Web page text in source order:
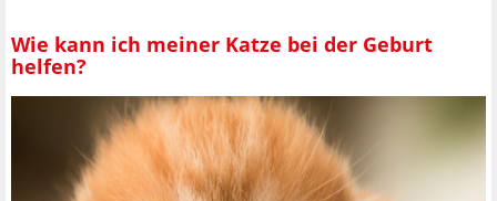
Wie kann ich meiner Katze bei der Geburt
helfen?